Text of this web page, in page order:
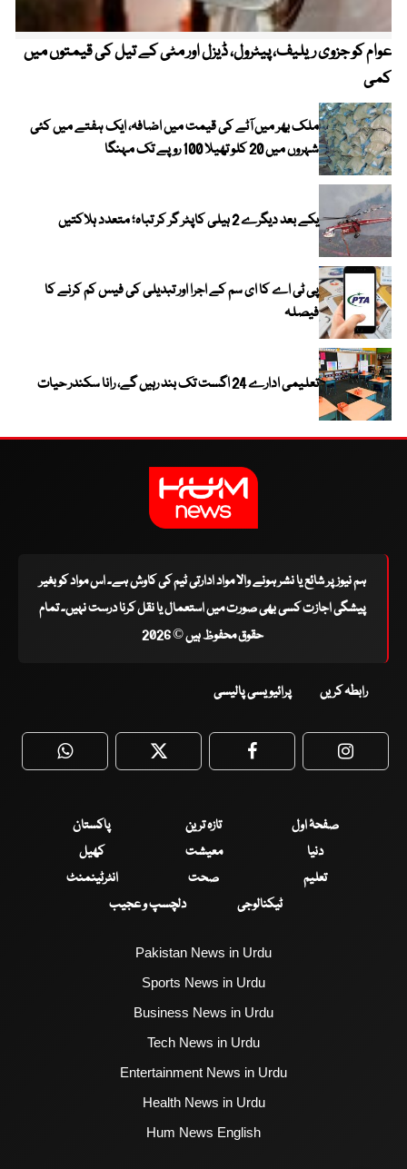
عوام کو جزوی ریلیف، پیٹرول، ڈیزل اور مٹی کے تیل کی قیمتوں میں
کمی
ملک بھر میں آٹے کی قیمت میں اضافہ، ایک ہفتے میں کئی
شہروں میں 20 کلو تھیلا 100 روپے تک مہنگا
یکے بعد دیگرے 2 ہیلی کاپٹر گر کر تباہ؛ متعدد ہلاکتیں
پی ٹی اے کا ای سم کے اجرا اور تبدیلی کی فیس کم کرنے کا
فیصلہ
تعلیمی ادارے 24 اگست تک بند رہیں گے، رانا سکندر حیات
ہم نیوز پر شائع یا نشر ہونے والا مواد ادارتی ٹیم کی کاوش ہے۔ اس مواد کو بغیر
پیشگی اجازت کسی بھی صورت میں استعمال یا نقل کرنا درست نہیں۔ تمام
حقوق محفوظ ہیں © 2026
رابطہ کریں پرائیویسی پالیسی
WhatsApp Twitter Facebook
صفحۂ اول تازہ ترین
پاکستان
دنیا
معیشت
کھیل
تعلیم
صحت
انٹرٹینمنٹ
ٹیکنالوجی
دلچسپ و عجیب
Pakistan News in Urdu
Sports News in Urdu
Business News in Urdu
Tech News in Urdu
Entertainment News in Urdu
Health News in Urdu
Hum News English